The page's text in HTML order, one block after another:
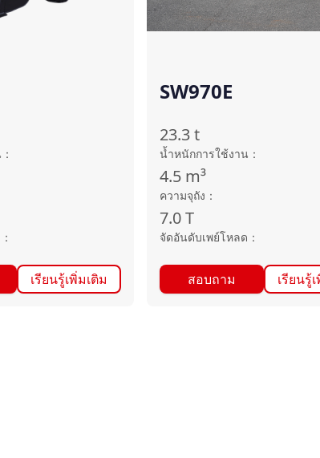
：
：
เรียนรู้เพิ่มเติม
SW970E
23.3t
น้ำหนักการใช้งาน ：
4.5 m³
ความจุถัง ：
7.0T
จัดอันดับเพย์โหลด ：
สอบถาม เรียนรู้